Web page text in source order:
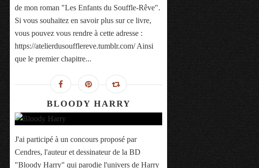
de mon roman "Les Enfants du Souffle-Rêve".
Si vous souhaitez en savoir plus sur ce livre,
vous pouvez vous rendre à cette adresse :
https://atelierdusoufflereve.tumblr.com/ Ainsi
que le premier chapitre...
BLOODY HARRY
J'ai participé à un concours proposé par
Cendres, l'auteur et dessinateur de la BD
"Bloody Harry" qui parodie l'univers de Harry